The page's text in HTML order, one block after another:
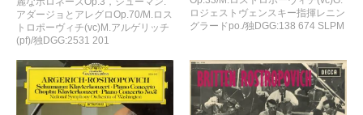
アダージョとアレグロOp.70/M.ロス
トロポーヴィチ(vc)M.アルゲリッチ
(pf)/独DGG:2531 201
ロジェストヴェンスキー指揮レニン
グラードpo./独DGG:138 674 SLPM